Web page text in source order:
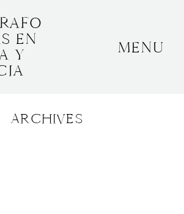
MENU
ARCHIVES
BODAS